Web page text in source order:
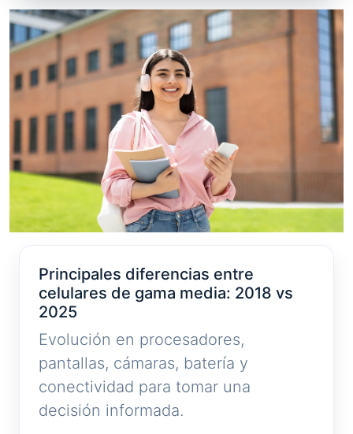
Principales diferencias entre
celulares de gama media: 2018 vs
2025
Evolución en procesadores,
pantallas, cámaras, batería y
conectividad para tomar una
decisión informada.